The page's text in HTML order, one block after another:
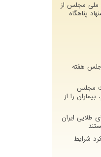
ملی مجلس از
پناهگاه
هفته
مجلس
را از
طلایی ایران
شرایط